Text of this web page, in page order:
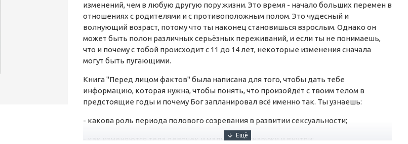
изменений, чем в любую другую пору жизни. Это время - начало больших перемен в
отношениях с родителями и с противоположным полом. Это чудесный и
волнующий возраст, потому что ты наконец становишься взрослым. Однако он
может быть полон различных серьёзных переживаний, и если ты не понимаешь,
что и почему с тобой происходит с 11 до 14 лет, некоторые изменения сначала
могут быть пугающими.
Книга "Перед лицом фактов" была написана для того, чтобы дать тебе
информацию, которая нужна, чтобы понять, что произойдёт с твоим телом в
предстоящие годы и почему Бог запланировал всё именно так. Ты узнаешь:
- какова роль периода полового созревания в развитии сексуальности;
- как изменяются тела девочек и мальчиков снаружи и внутри;